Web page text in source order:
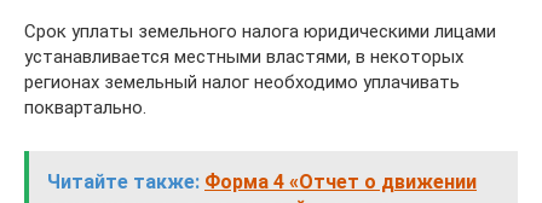
Срок уплаты земельного налога юридическими лицами
устанавливается местными властями, в некоторых
регионах земельный налог необходимо уплачивать
поквартально.
Читайте также: Форма 4 «Отчет о движении